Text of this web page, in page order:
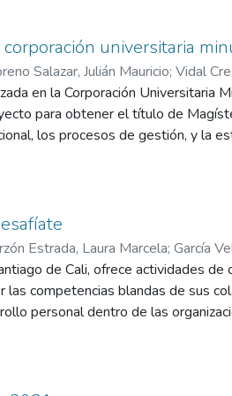
y adicionalmente permita
la compañía que contrata el
todo el ecosistema
universitaria
Salazar, Julián Mauricio; Vidal
en la Corporación Universitaria
para obtener el título de
los procesos de gestión, y la
Estratégico de Desarrollo
objetivo principal fue
a nivel local y regional,
Buenaventura, y Pasto. La
un análisis de las falencias y
la Caja de Compensación
Estrada, Laura Marcela; García
de Cali, ofrece actividades
competencias blandas de sus
personal dentro de las
su reconocimiento y
aprendizaje a través de